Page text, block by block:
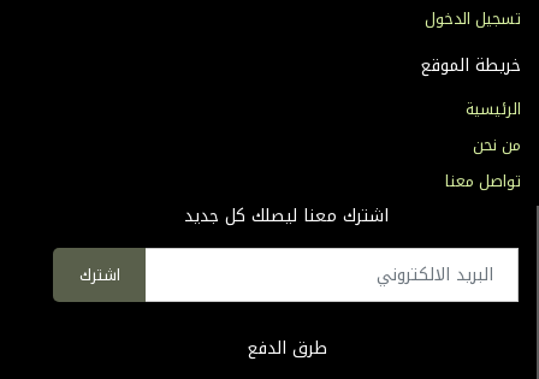
تسجيل الدخول
خريطة الموقع
الرئيسية
من نحن
تواصل معنا
اشترك معنا ليصلك كل جديد
اشترك
طرق الدفع